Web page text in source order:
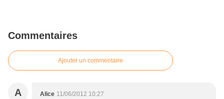
Commentaires
Ajouter un commentaire
A Alice 11/06/2012 10:27